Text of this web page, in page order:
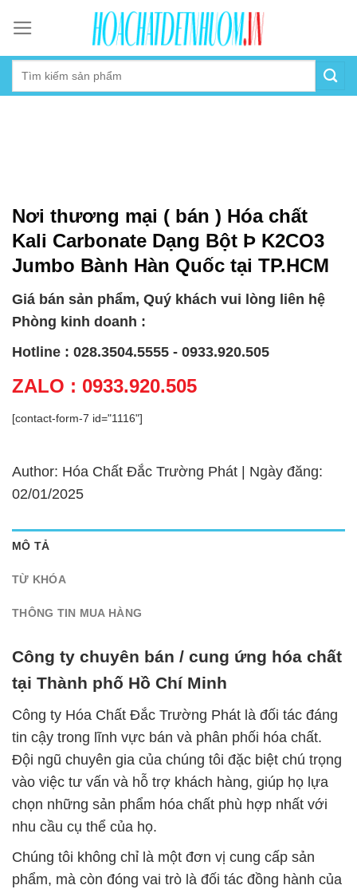
content
Nơi thương mại ( bán ) Hóa chất
Kali Carbonate Dạng Bột Þ K2CO3
Jumbo Bành Hàn Quốc tại TP.HCM
Giá bán sản phẩm, Quý khách vui lòng liên hệ
Phòng kinh doanh :
Hotline : 028.3504.5555 - 0933.920.505
ZALO : 0933.920.505
[contact-form-7 id="1116"]
Author: Hóa Chất Đắc Trường Phát | Ngày đăng:
02/01/2025
MÔ TẢ
TỪ KHÓA
THÔNG TIN MUA HÀNG
Công ty chuyên bán / cung ứng hóa chất
tại Thành phố Hồ Chí Minh
Công ty Hóa Chất Đắc Trường Phát là đối tác đáng
tin cậy trong lĩnh vực bán và phân phối hóa chất.
Đội ngũ chuyên gia của chúng tôi đặc biệt chú trọng
vào việc tư vấn và hỗ trợ khách hàng, giúp họ lựa
chọn những sản phẩm hóa chất phù hợp nhất với
nhu cầu cụ thể của họ.
Chúng tôi không chỉ là một đơn vị cung cấp sản
phẩm, mà còn đóng vai trò là đối tác đồng hành của